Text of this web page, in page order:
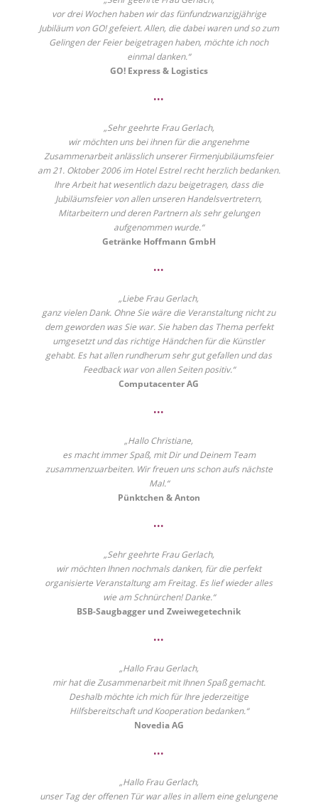
vor drei Wochen haben wir das fünfundzwanzigjährige
Jubiläum von GO! gefeiert. Allen, die dabei waren und so zum
Gelingen der Feier beigetragen haben, möchte ich noch
einmal danken.“
GO! Express & Logistics
•••
„Sehr geehrte Frau Gerlach,
wir möchten uns bei ihnen für die angenehme
Zusammenarbeit anlässlich unserer Firmenjubiläumsfeier
am 21. Oktober 2006 im Hotel Estrel recht herzlich bedanken.
Ihre Arbeit hat wesentlich dazu beigetragen, dass die
Jubiläumsfeier von allen unseren Handelsvertretern,
Mitarbeitern und deren Partnern als sehr gelungen
aufgenommen wurde.“
Getränke Hoffmann GmbH
•••
„Liebe Frau Gerlach,
ganz vielen Dank. Ohne Sie wäre die Veranstaltung nicht zu
dem geworden was Sie war. Sie haben das Thema perfekt
umgesetzt und das richtige Händchen für die Künstler
gehabt. Es hat allen rundherum sehr gut gefallen und das
Feedback war von allen Seiten positiv.“
Computacenter AG
•••
„Hallo Christiane,
es macht immer Spaß, mit Dir und Deinem Team
zusammenzuarbeiten. Wir freuen uns schon aufs nächste
Mal.“
Pünktchen & Anton
•••
„Sehr geehrte Frau Gerlach,
wir möchten Ihnen nochmals danken, für die perfekt
organisierte Veranstaltung am Freitag. Es lief wieder alles
wie am Schnürchen! Danke.“
BSB-Saugbagger und Zweiwegetechnik
•••
„Hallo Frau Gerlach,
mir hat die Zusammenarbeit mit Ihnen Spaß gemacht.
Deshalb möchte ich mich für Ihre jederzeitige
Hilfsbereitschaft und Kooperation bedanken.“
Novedia AG
•••
„Hallo Frau Gerlach,
unser Tag der offenen Tür war alles in allem eine gelungene